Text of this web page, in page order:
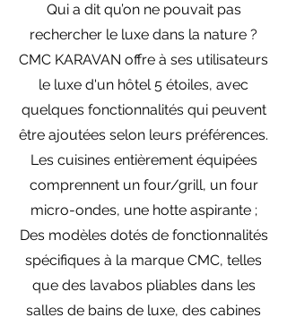
Qui a dit qu’on ne pouvait pas
rechercher le luxe dans la nature ?
CMC KARAVAN offre à ses utilisateurs
le luxe d'un hôtel 5 étoiles, avec
quelques fonctionnalités qui peuvent
être ajoutées selon leurs préférences.
Les cuisines entièrement équipées
comprennent un four/grill, un four
micro-ondes, une hotte aspirante ;
Des modèles dotés de fonctionnalités
spécifiques à la marque CMC, telles
que des lavabos pliables dans les
salles de bains de luxe, des cabines